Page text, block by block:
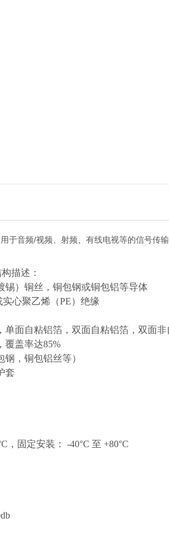
于音频/视频、射频、有线电视等的信号传输
描述：
锡）铜丝，铜包钢或铜包铝等导体
实心聚乙烯（PE）绝缘
单面自粘铝箔，双面自粘铝箔，双面
覆盖率达85%
钢，铜包铝丝等）
套
，固定安装： -40°C 至 +80°C